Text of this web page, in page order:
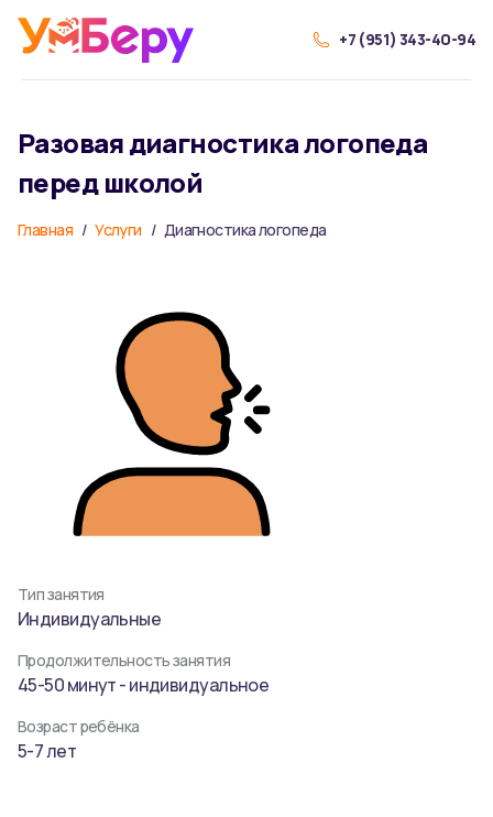
+7 (951) 343-40-94
Разовая диагностика логопеда
перед школой
Главная Услуги Диагностика логопеда
Тип занятия
Индивидуальные
Продолжительность занятия
45-50 минут- индивидуальное
Возраст ребёнка
5-7 лет